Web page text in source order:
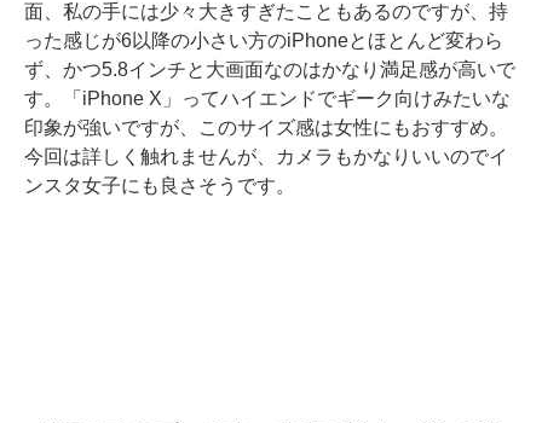
面、私の手には少々大きすぎたこともあるのですが、持
った感じが6以降の小さい方のiPhoneとほとんど変わら
ず、かつ5.8インチと大画面なのはかなり満足感が高いで
す。「iPhone X」ってハイエンドでギーク向けみたいな
印象が強いですが、このサイズ感は女性にもおすすめ。
今回は詳しく触れませんが、カメラもかなりいいのでイ
ンスタ女子にも良さそうです。